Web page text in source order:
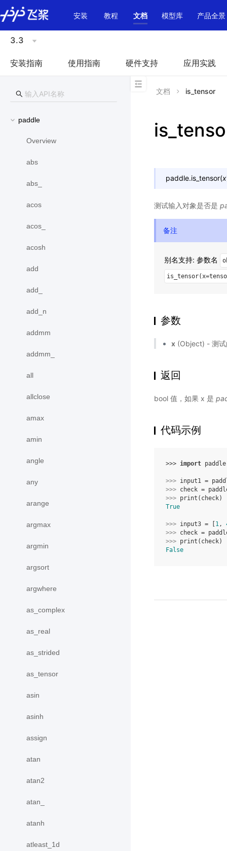
\u200E
安装
教程 文档 模型库 产品全景
3.3
安装指南 使用指南 硬件支持 应用实践
paddle
Overview
abs
abs_
acos
acos_
acosh
add
add_
add_n
addmm
addmm_
all
allclose
amax
amin
angle
any
arange
argmax
argmin
argsort
argwhere
as_complex
as_real
as_strided
as_tensor
asin
asinh
assign
atan
atan2
atan_
atanh
atleast_1d
文档 is_tensor
paddle.is_tensor(x
测试输入对象是否是
备注
别名支持: 参数名
参数
x (Object) - 测
返回
bool 值，如果 x 是
代码示例
>>> import paddle
>>> input1 =
>>> check =
>>> print ( check)
True
>>> input3 = 1,
>>> check =
>>> print ( check)
False